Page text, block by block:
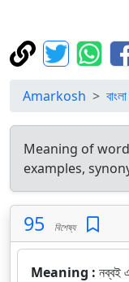
Amarkosh বাংলা
Meaning of word
examples,
95 বিশেষ্য
Meaning : নব্বই